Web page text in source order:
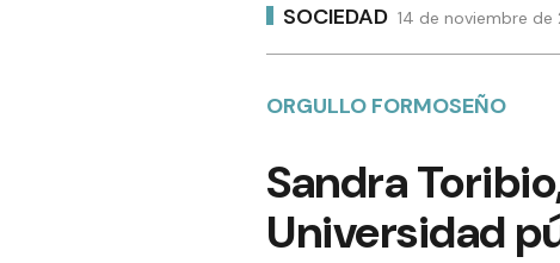
SOCIEDAD 14 de noviembre
ORGULLO FORMOSEÑO
Sandra
Universidad